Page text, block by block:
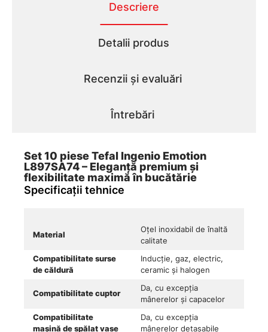
Descriere
Detalii produs
Recenzii și evaluări
Întrebări
Set 10 piese Tefal Ingenio Emotion
L897SA74 – Eleganță premium și
flexibilitate maximă în bucătărie
Specificații tehnice
Material
Oțel inoxidabil de înaltă
calitate
Compatibilitate surse
de căldură
Inducție, gaz, electric,
ceramic și halogen
Compatibilitate cuptor
Da, cu excepția
mânerelor și capacelor
Compatibilitate
mașină de spălat vase
Da, cu excepția
mânerelor detașabile